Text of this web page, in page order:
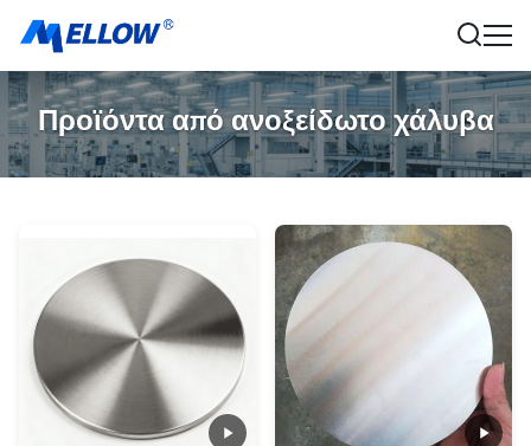
Προϊόντα από ανοξείδωτο χάλυβα